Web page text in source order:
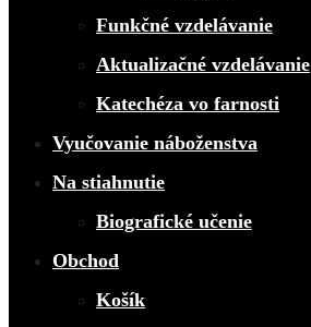
Funkčné vzdelávanie
Aktualizačné vzdelávanie
Katechéza vo farnosti
Vyučovanie náboženstva
Na stiahnutie
Biografické učenie
Obchod
Košík